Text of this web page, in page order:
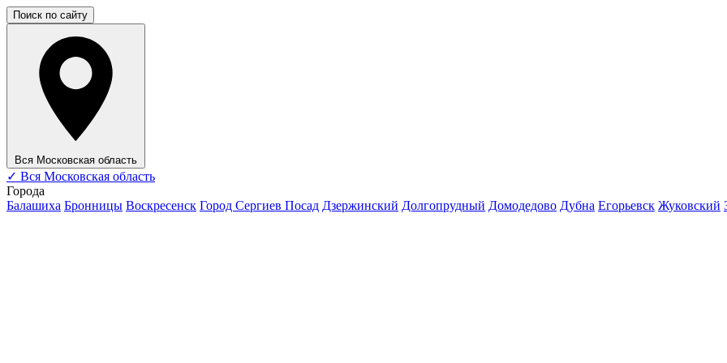
Поиск по сайту
Вся Московская область
✓ Вся Московская область
Города
Балашиха Бронницы Воскресенск Город Сергиев Посад Дзержинский Долгопрудный Домодедово Дубна Егорьевск Жуковский